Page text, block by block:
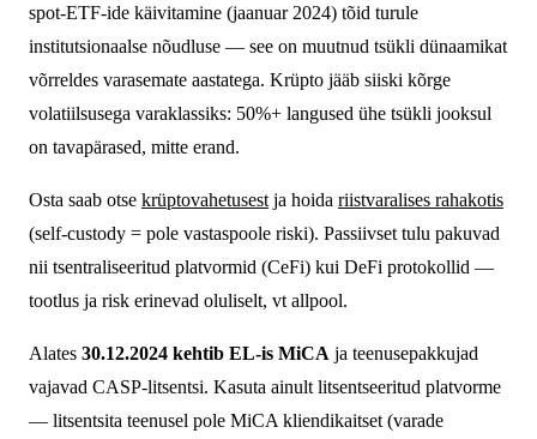
spot-ETF-ide käivitamine (jaanuar 2024) tõid turule
institutsionaalse nõudluse — see on muutnud tsükli dünaamikat
võrreldes varasemate aastatega. Krüpto jääb siiski kõrge
volatiilsusega varaklassiks: 50%+ langused ühe tsükli jooksul
on tavapärased, mitte erand.
Osta saab otse krüptovahetusest ja hoida riistvaralises rahakotis
(self-custody = pole vastaspoole riski). Passiivset tulu pakuvad
nii tsentraliseeritud platvormid (CeFi) kui DeFi protokollid —
tootlus ja risk erinevad oluliselt, vt allpool.
Alates 30.12.2024 kehtib EL-is MiCA ja teenusepakkujad
vajavad CASP-litsentsi. Kasuta ainult litsentseeritud platvorme
— litsentsita teenusel pole MiCA kliendikaitset (varade